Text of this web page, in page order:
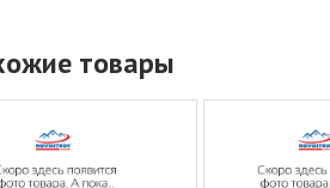
товары